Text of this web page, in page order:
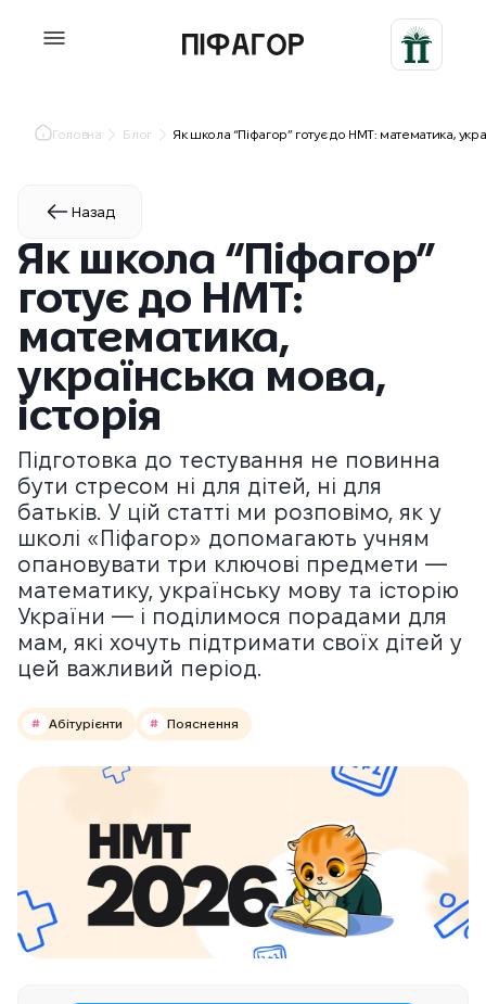
Головна Блог Як школа “Піфагор” готує до НМТ: математика,
Назад
Як школа “Піфагор”
готує до НМТ:
математика,
українська мова,
історія
Підготовка до тестування не повинна
бути стресом ні для дітей, ні для
батьків. У цій статті ми розповімо, як у
школі «Піфагор» допомагають учням
опановувати три ключові предмети —
математику, українську мову та історію
України — і поділимося порадами для
мам, які хочуть підтримати своїх дітей у
цей важливий період.
Абітурієнти Пояснення